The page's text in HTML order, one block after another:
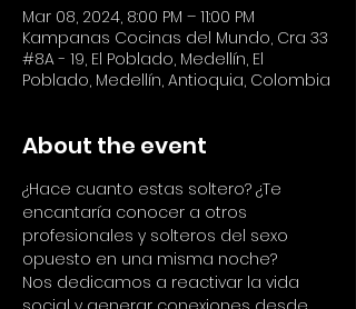
Mar 08, 2024, 8:00 PM – 11:00 PM
Kampanas Cocinas del Mundo, Cra 33
#8A - 19, El Poblado, Medellín, El
Poblado, Medellín, Antioquia, Colombia
About the event
¿Hace cuanto estas soltero? ¿Te
encantaría conocer a otros
profesionales y solteros del sexo
opuesto en una misma noche?
Nos dedicamos a reactivar la vida